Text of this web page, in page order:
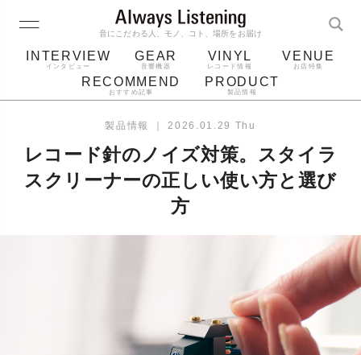
音にこだわる人、モノ、コト、場所をお届け
INTERVIEW
インタビュー
GEAR
音響機器
VINYL
レコード情報
VENUE
お店特集
RECOMMEND
おすすめ記事
PRODUCT
製品情報
ジャケット bluetooth アルバム
レコード針
製品情報 ｜ 2026.01.29 Thu
レコード針のノイズ対策。スタイラ
スクリーナーの正しい使い方と選び
方